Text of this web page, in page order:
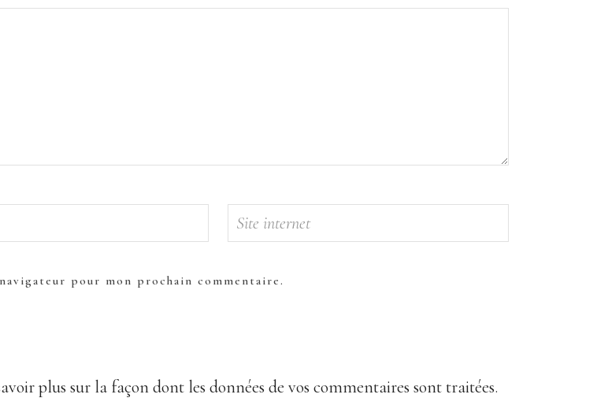
pour mon prochain commentaire.
plus sur la façon dont les données de vos commentaires sont traitées.